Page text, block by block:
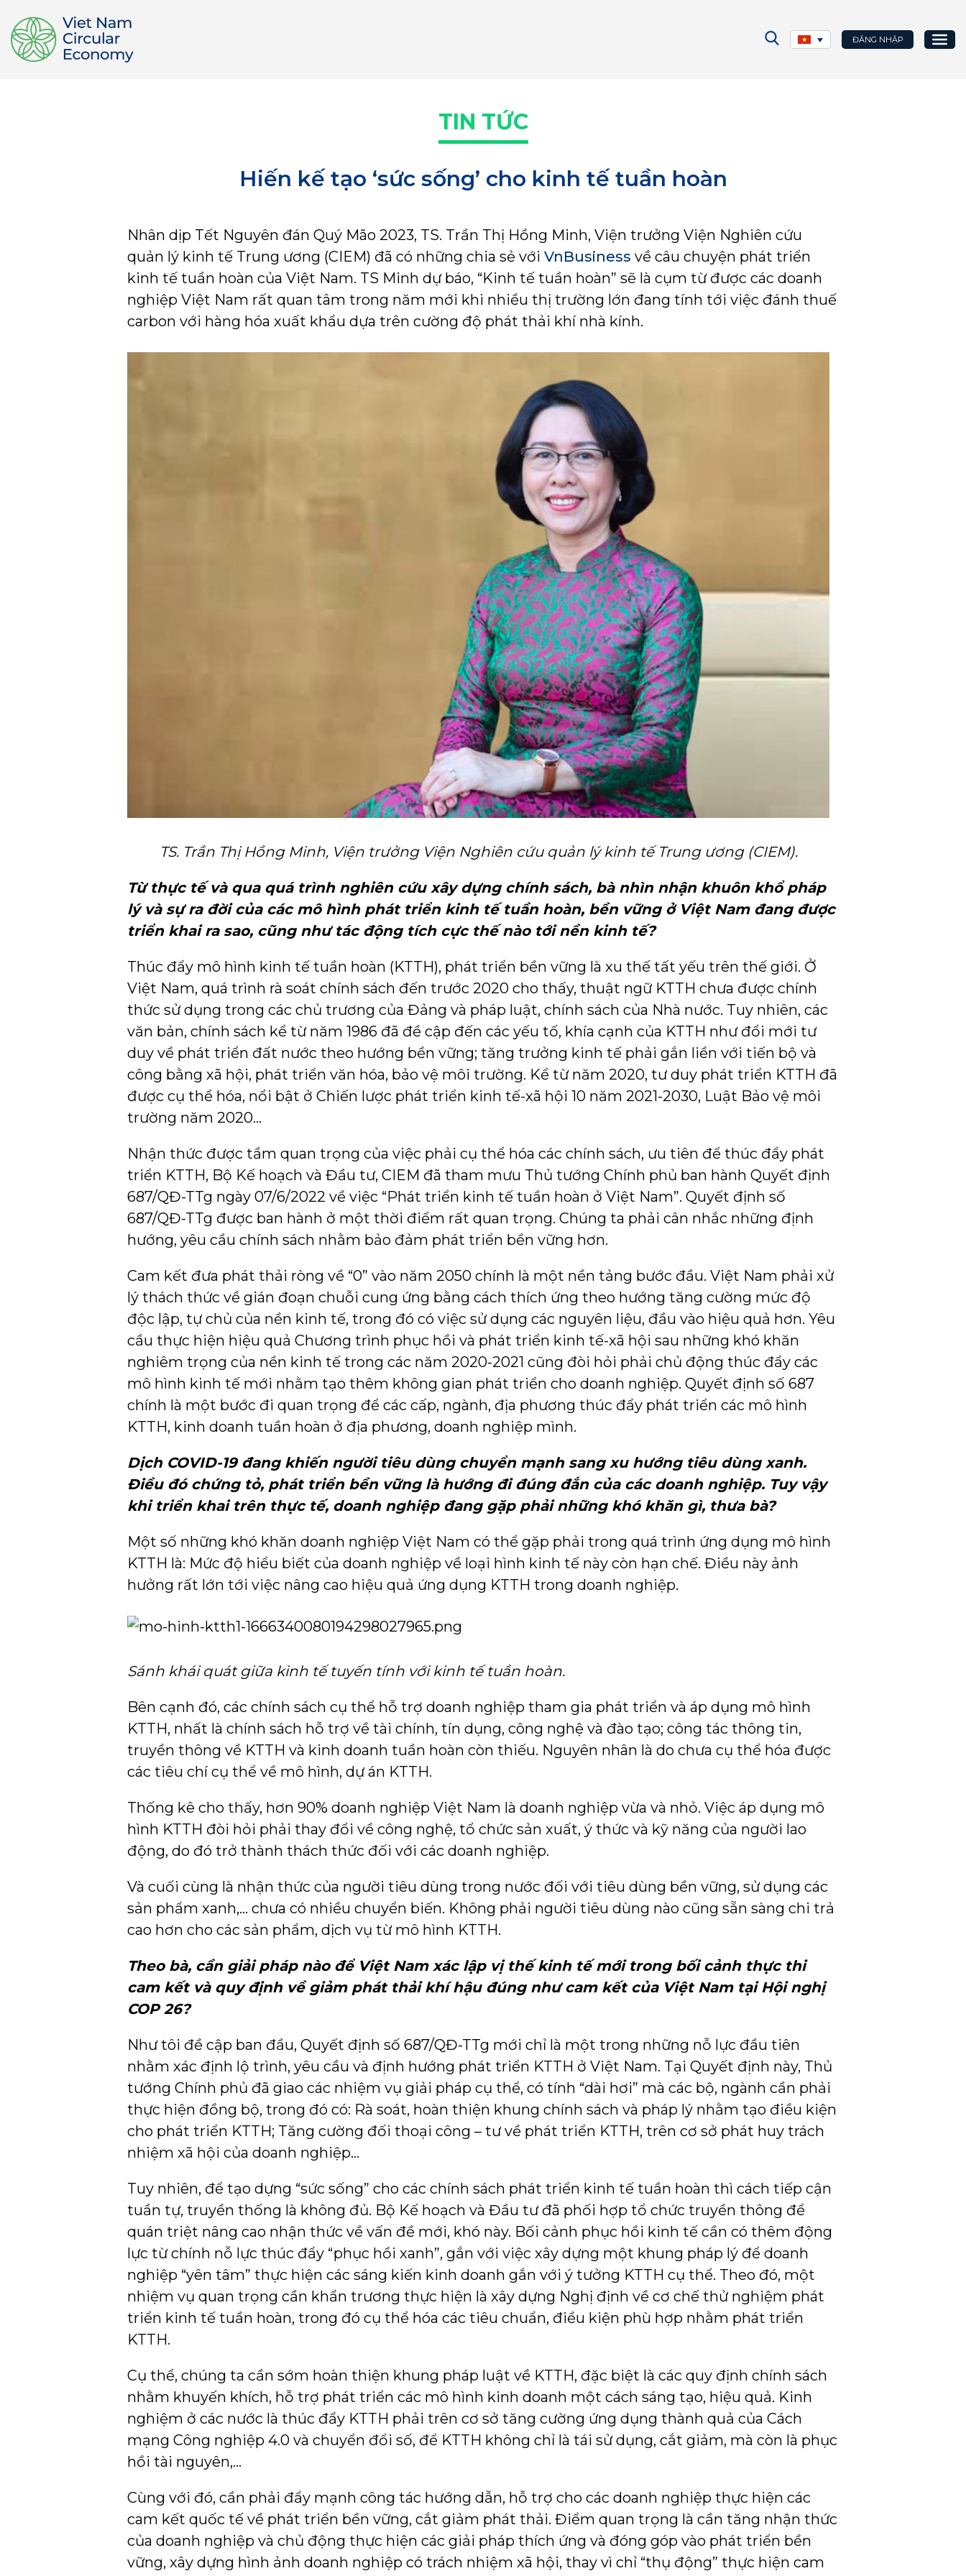
ĐĂNG NHẬP
TIN TỨC
Hiến kế tạo ‘sức sống’ cho kinh tế tuần hoàn
Nhân dịp Tết Nguyên đán Quý Mão 2023, TS. Trần Thị Hồng Minh, Viện trưởng Viện Nghiên cứu
quản lý kinh tế Trung ương (CIEM) đã có những chia sẻ với VnBusiness về câu chuyện phát triển
kinh tế tuần hoàn của Việt Nam. TS Minh dự báo, “Kinh tế tuần hoàn” sẽ là cụm từ được các doanh
nghiệp Việt Nam rất quan tâm trong năm mới khi nhiều thị trường lớn đang tính tới việc đánh thuế
carbon với hàng hóa xuất khẩu dựa trên cường độ phát thải khí nhà kính.
TS. Trần Thị Hồng Minh, Viện trưởng Viện Nghiên cứu quản lý kinh tế Trung ương (CIEM).
Từ thực tế và qua quá trình nghiên cứu xây dựng chính sách, bà nhìn nhận khuôn khổ pháp
lý và sự ra đời của các mô hình phát triển kinh tế tuần hoàn, bền vững ở Việt Nam đang được
triển khai ra sao, cũng như tác động tích cực thế nào tới nền kinh tế?
Thúc đẩy mô hình kinh tế tuần hoàn (KTTH), phát triển bền vững là xu thế tất yếu trên thế giới. Ở
Việt Nam, quá trình rà soát chính sách đến trước 2020 cho thấy, thuật ngữ KTTH chưa được chính
thức sử dụng trong các chủ trương của Đảng và pháp luật, chính sách của Nhà nước. Tuy nhiên, các
văn bản, chính sách kể từ năm 1986 đã đề cập đến các yếu tố, khía cạnh của KTTH như đổi mới tư
duy về phát triển đất nước theo hướng bền vững; tăng trưởng kinh tế phải gắn liền với tiến bộ và
công bằng xã hội, phát triển văn hóa, bảo vệ môi trường. Kể từ năm 2020, tư duy phát triển KTTH đã
được cụ thể hóa, nổi bật ở Chiến lược phát triển kinh tế-xã hội 10 năm 2021-2030, Luật Bảo vệ môi
trường năm 2020…
Nhận thức được tầm quan trọng của việc phải cụ thể hóa các chính sách, ưu tiên để thúc đẩy phát
triển KTTH, Bộ Kế hoạch và Đầu tư, CIEM đã tham mưu Thủ tướng Chính phủ ban hành Quyết định
687/QĐ-TTg ngày 07/6/2022 về việc “Phát triển kinh tế tuần hoàn ở Việt Nam”. Quyết định số
687/QĐ-TTg được ban hành ở một thời điểm rất quan trọng. Chúng ta phải cân nhắc những định
hướng, yêu cầu chính sách nhằm bảo đảm phát triển bền vững hơn.
Cam kết đưa phát thải ròng về “0” vào năm 2050 chính là một nền tảng bước đầu. Việt Nam phải xử
lý thách thức về gián đoạn chuỗi cung ứng bằng cách thích ứng theo hướng tăng cường mức độ
độc lập, tự chủ của nền kinh tế, trong đó có việc sử dụng các nguyên liệu, đầu vào hiệu quả hơn. Yêu
cầu thực hiện hiệu quả Chương trình phục hồi và phát triển kinh tế-xã hội sau những khó khăn
nghiêm trọng của nền kinh tế trong các năm 2020-2021 cũng đòi hỏi phải chủ động thúc đẩy các
mô hình kinh tế mới nhằm tạo thêm không gian phát triển cho doanh nghiệp. Quyết định số 687
chính là một bước đi quan trọng để các cấp, ngành, địa phương thúc đẩy phát triển các mô hình
KTTH, kinh doanh tuần hoàn ở địa phương, doanh nghiệp mình.
Dịch COVID-19 đang khiến người tiêu dùng chuyển mạnh sang xu hướng tiêu dùng xanh.
Điều đó chứng tỏ, phát triển bền vững là hướng đi đúng đắn của các doanh nghiệp. Tuy vậy
khi triển khai trên thực tế, doanh nghiệp đang gặp phải những khó khăn gì, thưa bà?
Một số những khó khăn doanh nghiệp Việt Nam có thể gặp phải trong quá trình ứng dụng mô hình
KTTH là: Mức độ hiểu biết của doanh nghiệp về loại hình kinh tế này còn hạn chế. Điều này ảnh
hưởng rất lớn tới việc nâng cao hiệu quả ứng dụng KTTH trong doanh nghiệp.
Sánh khái quát giữa kinh tế tuyến tính với kinh tế tuần hoàn.
Bên cạnh đó, các chính sách cụ thể hỗ trợ doanh nghiệp tham gia phát triển và áp dụng mô hình
KTTH, nhất là chính sách hỗ trợ về tài chính, tín dụng, công nghệ và đào tạo; công tác thông tin,
truyền thông về KTTH và kinh doanh tuần hoàn còn thiếu. Nguyên nhân là do chưa cụ thể hóa được
các tiêu chí cụ thể về mô hình, dự án KTTH.
Thống kê cho thấy, hơn 90% doanh nghiệp Việt Nam là doanh nghiệp vừa và nhỏ. Việc áp dụng mô
hình KTTH đòi hỏi phải thay đổi về công nghệ, tổ chức sản xuất, ý thức và kỹ năng của người lao
động, do đó trở thành thách thức đối với các doanh nghiệp.
Và cuối cùng là nhận thức của người tiêu dùng trong nước đối với tiêu dùng bền vững, sử dụng các
sản phẩm xanh,… chưa có nhiều chuyển biến. Không phải người tiêu dùng nào cũng sẵn sàng chi trả
cao hơn cho các sản phẩm, dịch vụ từ mô hình KTTH.
Theo bà, cần giải pháp nào để Việt Nam xác lập vị thế kinh tế mới trong bối cảnh thực thi
cam kết và quy định về giảm phát thải khí hậu đúng như cam kết của Việt Nam tại Hội nghị
COP 26?
Như tôi đề cập ban đầu, Quyết định số 687/QĐ-TTg mới chỉ là một trong những nỗ lực đầu tiên
nhằm xác định lộ trình, yêu cầu và định hướng phát triển KTTH ở Việt Nam. Tại Quyết định này, Thủ
tướng Chính phủ đã giao các nhiệm vụ giải pháp cụ thể, có tính “dài hơi” mà các bộ, ngành cần phải
thực hiện đồng bộ, trong đó có: Rà soát, hoàn thiện khung chính sách và pháp lý nhằm tạo điều kiện
cho phát triển KTTH; Tăng cường đối thoại công – tư về phát triển KTTH, trên cơ sở phát huy trách
nhiệm xã hội của doanh nghiệp…
Tuy nhiên, để tạo dựng “sức sống” cho các chính sách phát triển kinh tế tuần hoàn thì cách tiếp cận
tuần tự, truyền thống là không đủ. Bộ Kế hoạch và Đầu tư đã phối hợp tổ chức truyền thông để
quán triệt nâng cao nhận thức về vấn đề mới, khó này. Bối cảnh phục hồi kinh tế cần có thêm động
lực từ chính nỗ lực thúc đẩy “phục hồi xanh”, gắn với việc xây dựng một khung pháp lý để doanh
nghiệp “yên tâm” thực hiện các sáng kiến kinh doanh gắn với ý tưởng KTTH cụ thể. Theo đó, một
nhiệm vụ quan trọng cần khẩn trương thực hiện là xây dựng Nghị định về cơ chế thử nghiệm phát
triển kinh tế tuần hoàn, trong đó cụ thể hóa các tiêu chuẩn, điều kiện phù hợp nhằm phát triển
KTTH.
Cụ thể, chúng ta cần sớm hoàn thiện khung pháp luật về KTTH, đặc biệt là các quy định chính sách
nhằm khuyến khích, hỗ trợ phát triển các mô hình kinh doanh một cách sáng tạo, hiệu quả. Kinh
nghiệm ở các nước là thúc đẩy KTTH phải trên cơ sở tăng cường ứng dụng thành quả của Cách
mạng Công nghiệp 4.0 và chuyển đổi số, để KTTH không chỉ là tái sử dụng, cắt giảm, mà còn là phục
hồi tài nguyên,…
Cùng với đó, cần phải đẩy mạnh công tác hướng dẫn, hỗ trợ cho các doanh nghiệp thực hiện các
cam kết quốc tế về phát triển bền vững, cắt giảm phát thải. Điểm quan trọng là cần tăng nhận thức
của doanh nghiệp và chủ động thực hiện các giải pháp thích ứng và đóng góp vào phát triển bền
vững, xây dựng hình ảnh doanh nghiệp có trách nhiệm xã hội, thay vì chỉ “thụ động” thực hiện cam